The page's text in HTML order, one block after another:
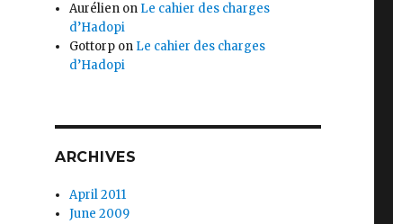
Aurélien on Le cahier des charges
d’Hadopi
Gottorp on Le cahier des charges
d’Hadopi
ARCHIVES
April 2011
June 2009